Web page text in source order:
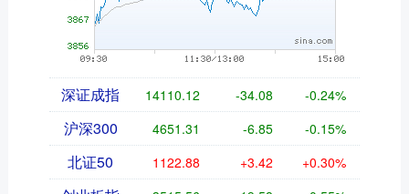
深证成指 14110.12 -34.08 -0.24%
沪深300 4651.31 -6.85 -0.15%
北证50 1122.88 +3.42 +0.30%